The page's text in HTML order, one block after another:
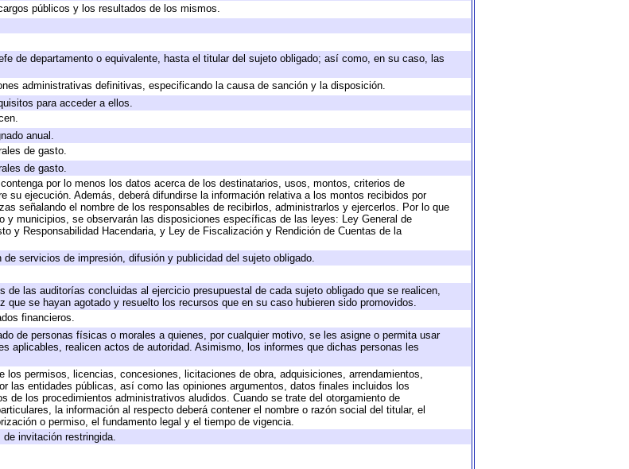
públicos y los resultados de los mismos.
de departamento o equivalente, hasta el titular del sujeto obligado; así como, en su caso, las
administrativas definitivas, especificando la causa de sanción y la disposición.
para acceder a ellos.
anual.
de gasto.
de gasto.
por lo menos los datos acerca de los destinatarios, usos, montos, criterios de
su ejecución. Además, deberá difundirse la información relativa a los montos recibidos por
señalando el nombre de los responsables de recibirlos, administrarlos y ejercerlos. Por lo que
y municipios, se observarán las disposiciones específicas de las leyes: Ley General de
y Responsabilidad Hacendaria, y Ley de Fiscalización y Rendición de Cuentas de la
servicios de impresión, difusión y publicidad del sujeto obligado.
las auditorías concluidas al ejercicio presupuestal de cada sujeto obligado que se realicen,
se hayan agotado y resuelto los recursos que en su caso hubieren sido promovidos.
financieros.
de personas físicas o morales a quienes, por cualquier motivo, se les asigne o permita usar
aplicables, realicen actos de autoridad. Asimismo, los informes que dichas personas les
permisos, licencias, concesiones, licitaciones de obra, adquisiciones, arrendamientos,
las entidades públicas, así como las opiniones argumentos, datos finales incluidos los
de los procedimientos administrativos aludidos. Cuando se trate del otorgamiento de
la información al respecto deberá contener el nombre o razón social del titular, el
o permiso, el fundamento legal y el tiempo de vigencia.
invitación restringida.